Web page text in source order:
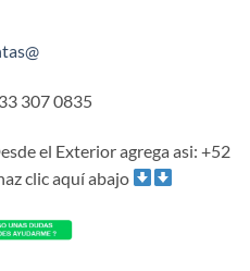
307 0835
el Exterior agrega asi: +52
clic aquí abajo